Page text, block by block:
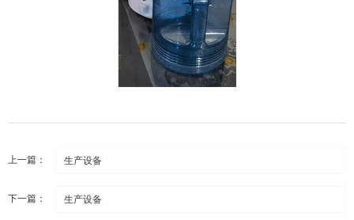
上一篇： 生产设备
下一篇： 生产设备